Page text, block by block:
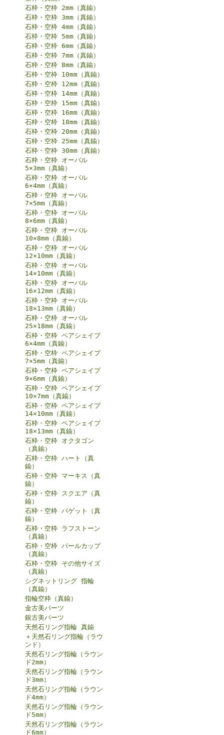
石枠・空枠 2mm（真鍮）
石枠・空枠 3mm（真鍮）
石枠・空枠 4mm（真鍮）
石枠・空枠 5mm（真鍮）
石枠・空枠 6mm（真鍮）
石枠・空枠 7mm（真鍮）
石枠・空枠 8mm（真鍮）
石枠・空枠 10mm（真鍮）
石枠・空枠 12mm（真鍮）
石枠・空枠 14mm（真鍮）
石枠・空枠 15mm（真鍮）
石枠・空枠 16mm（真鍮）
石枠・空枠 18mm（真鍮）
石枠・空枠 20mm（真鍮）
石枠・空枠 25mm（真鍮）
石枠・空枠 30mm（真鍮）
石枠・空枠 オーバル
5×3mm（真鍮）
石枠・空枠 オーバル
6×4mm（真鍮）
石枠・空枠 オーバル
7×5mm（真鍮）
石枠・空枠 オーバル
8×6mm（真鍮）
石枠・空枠 オーバル
10×8mm（真鍮）
石枠・空枠 オーバル
12×10mm（真鍮）
石枠・空枠 オーバル
14×10mm（真鍮）
石枠・空枠 オーバル
16×12mm（真鍮）
石枠・空枠 オーバル
18×13mm（真鍮）
石枠・空枠 オーバル
25×18mm（真鍮）
石枠・空枠 ペアシェイプ
6×4mm（真鍮）
石枠・空枠 ペアシェイプ
7×5mm（真鍮）
石枠・空枠 ペアシェイプ
9×6mm（真鍮）
石枠・空枠 ペアシェイプ
10×7mm（真鍮）
石枠・空枠 ペアシェイプ
14×10mm（真鍮）
石枠・空枠 ペアシェイプ
18×13mm（真鍮）
石枠・空枠 オクタゴン
（真鍮）
石枠・空枠 ハート（真
鍮）
石枠・空枠 マーキス（真
鍮）
石枠・空枠 スクエア（真
鍮）
石枠・空枠 バゲット（真
鍮）
石枠・空枠 ラフストーン
（真鍮）
石枠・空枠 パールカップ
（真鍮）
石枠・空枠 その他サイズ
（真鍮）
シグネットリング 指輪
（真鍮）
指輪空枠（真鍮）
金古美パーツ
銀古美パーツ
天然石リング指輪 真鍮
＋天然石リング指輪（ラウ
ンド）
天然石リング指輪（ラウン
ド2mm）
天然石リング指輪（ラウン
ド3mm）
天然石リング指輪（ラウン
ド4mm）
天然石リング指輪（ラウン
ド5mm）
天然石リング指輪（ラウン
ド6mm）